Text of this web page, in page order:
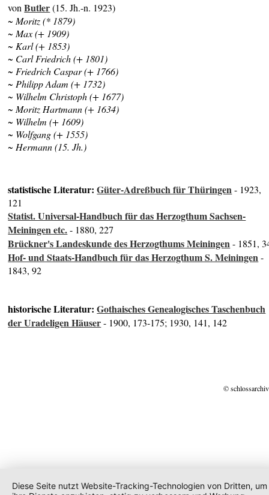
vonButler(15. Jh.-n. 1923)
~ Moritz (* 1879)
~ Max (+ 1909)
~ Karl (+ 1853)
~ Carl Friedrich (+ 1801)
~ Friedrich Caspar (+ 1766)
~ Philipp Adam (+ 1732)
~ Wilhelm Christoph (+ 1677)
~ Moritz Hartmann (+ 1634)
~ Wilhelm (+ 1609)
~ Wolfgang (+ 1555)
~ Hermann (15. Jh.)
statistische Literatur:Güter-Adreßbuch für Thüringen- 1923,
121
Statist. Universal-Handbuch für das Herzogthum Sachsen-
Meiningen etc.- 1880, 227
Brückner's Landeskunde des Herzogthums Meiningen- 1851,
Hof- und Staats-Handbuch für das Herzogthum S. Meiningen-
1843, 92
historische Literatur:Gothaisches Genealogisches Taschenbuch
der Uradeligen Häuser- 1900, 173-175; 1930, 141, 142
©
Diese Seite nutzt Website-Tracking-Technologien von Dritten, um